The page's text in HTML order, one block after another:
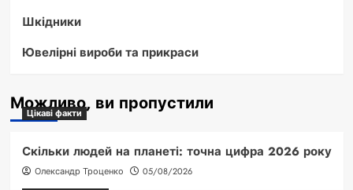
Шкідники
Ювелірні вироби та прикраси
Можливо, ви пропустили
Цікаві факти
Скільки людей на планеті: точна цифра 2026 року
Олександр Троценко
05/08/2026